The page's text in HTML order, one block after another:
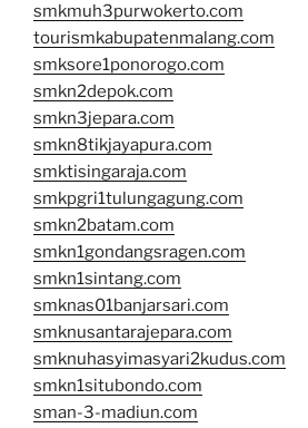
smkmuh3purwokerto.com
tourismkabupatenmalang.com
smksore1ponorogo.com
smkn2depok.com
smkn3jepara.com
smkn8tikjayapura.com
smktisingaraja.com
smkpgri1tulungagung.com
smkn2batam.com
smkn1gondangsragen.com
smkn1sintang.com
smknas01banjarsari.com
smknusantarajepara.com
smknuhasyimasyari2kudus.com
smkn1situbondo.com
sman-3-madiun.com